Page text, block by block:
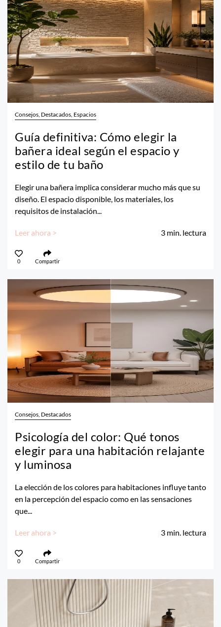
Consejos, Destacados, Espacios
Guía definitiva: Cómo elegir la
bañera ideal según el espacio y
estilo de tu baño
Elegir una bañera implica considerar mucho más que su
diseño. El espacio disponible, los materiales, los
requisitos de instalación...
Leer ahora > 3 min. lectura
0 Compartir
Consejos, Destacados
Psicología del color: Qué tonos
elegir para una habitación relajante
y luminosa
La elección de los colores para habitaciones influye tanto
en la percepción del espacio como en las sensaciones
que...
Leer ahora > 3 min. lectura
0 Compartir